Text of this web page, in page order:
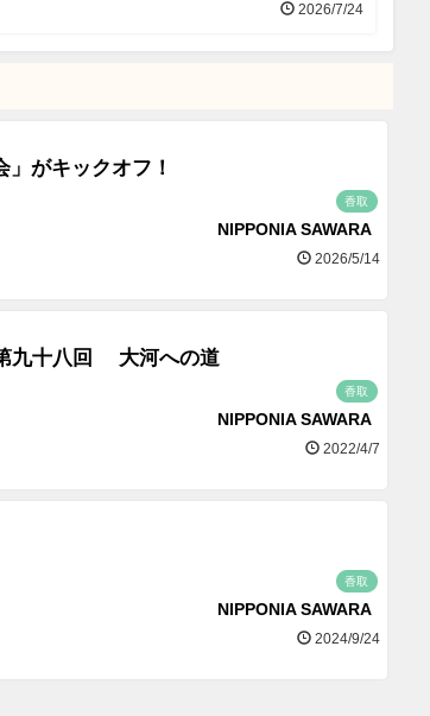
2026/7/24
」がキックオフ！
香取
NIPPONIA SAWARA
2026/5/14
九十八回 大河への道
香取
NIPPONIA SAWARA
2022/4/7
香取
NIPPONIA SAWARA
2024/9/24